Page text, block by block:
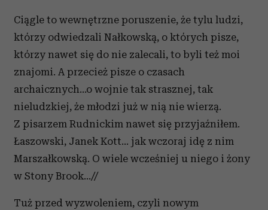
Ciągle to wewnętrzne poruszenie, że tylu ludzi,
którzy odwiedzali Nałkowską, o których pisze,
którzy nawet się do nie zalecali, to byli też moi
znajomi. A przecież pisze o czasach
archaicznych...o wojnie tak strasznej, tak
nieludzkiej, że młodzi już w nią nie wierzą.
Z pisarzem Rudnickim nawet się przyjaźniłem.
Łaszowski, Janek Kott... jak wczoraj idę z nim
Marszałkowską. O wiele wcześniej u niego i żony
w Stony Brook...//
Tuż przed wyzwoleniem, czyli nowym